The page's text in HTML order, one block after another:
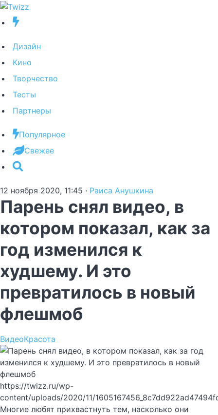
Дизайн
Кино
Творчество
Тесты
Партнеры
Популярное
Свежее
12 ноября 2020, 11:45 · Раиса Анушкина
Парень снял видео, в
котором показал, как за
год изменился к
худшему. И это
превратилось в новый
флешмоб
ВидеоКрасота
https://twizz.ru/wp-
content/uploads/2020/11/
Многие любят прихвастнуть тем, насколько они